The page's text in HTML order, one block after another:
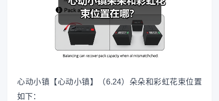
心动小镇【心动小镇】（6.24）朵朵和彩虹花束位置
如下：